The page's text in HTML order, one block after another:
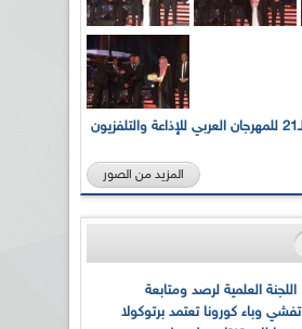
بالصور... الدورة الـ21 للمهرجان العربي للإذاعة والتلفزيون
المزيد من الصور
اللجنة العلمية لرصد ومتابعة
تفشي وباء كورونا تعتمد برتوكولا